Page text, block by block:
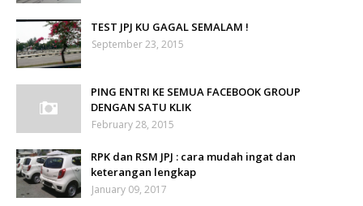
TEST JPJ KU GAGAL SEMALAM !
September 23, 2015
PING ENTRI KE SEMUA FACEBOOK GROUP
DENGAN SATU KLIK
February 28, 2015
RPK dan RSM JPJ : cara mudah ingat dan
keterangan lengkap
January 09, 2017